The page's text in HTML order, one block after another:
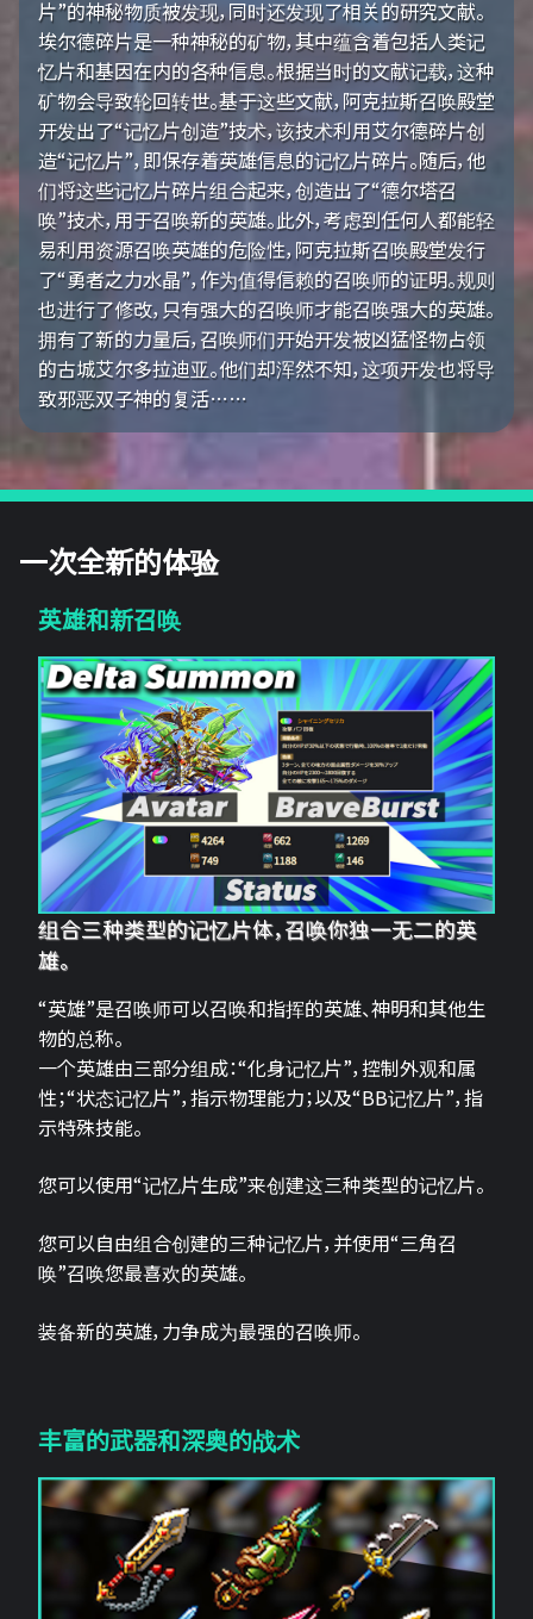
片”的神秘物质被发现，同时还发现了相关的研究文献。
埃尔德碎片是一种神秘的矿物，其中蕴含着包括人类记
忆片和基因在内的各种信息。根据当时的文献记载，这种
矿物会导致轮回转世。基于这些文献，阿克拉斯召唤殿堂
开发出了“记忆片创造”技术，该技术利用艾尔德碎片创
造“记忆片”，即保存着英雄信息的记忆片碎片。随后，他
们将这些记忆片碎片组合起来，创造出了“德尔塔召
唤”技术，用于召唤新的英雄。此外，考虑到任何人都能轻
易利用资源召唤英雄的危险性，阿克拉斯召唤殿堂发行
了“勇者之力水晶”，作为值得信赖的召唤师的证明。规则
也进行了修改，只有强大的召唤师才能召唤强大的英雄。
拥有了新的力量后，召唤师们开始开发被凶猛怪物占领
的古城艾尔多拉迪亚。他们却浑然不知，这项开发也将导
致邪恶双子神的复活……
一次全新的体验
英雄和新召唤
组合三种类型的记忆片体，召唤你独一无二的英
雄。
“英雄”是召唤师可以召唤和指挥的英雄、神明和其他生
物的总称。
一个英雄由三部分组成：“化身记忆片”，控制外观和属
性；“状态记忆片”，指示物理能力；以及“BB记忆片”，指
示特殊技能。
您可以使用“记忆片生成”来创建这三种类型的记忆片。
您可以自由组合创建的三种记忆片，并使用“三角召
唤”召唤您最喜欢的英雄。
装备新的英雄，力争成为最强的召唤师。
丰富的武器和深奥的战术